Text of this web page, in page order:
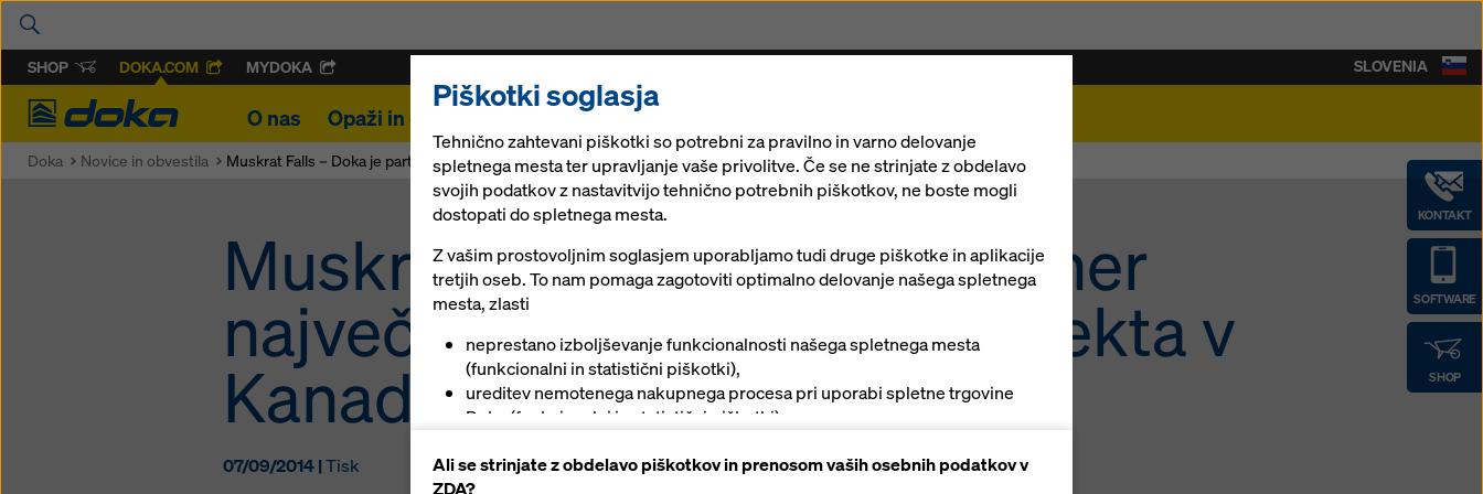
SHOP DOKA.COM MYDOKA
Doka
O nas Opaži in odri Digitalne rešitve
KONTAKT
SOFTWARE
SHOP
SLOVENIA
Doka Novice in obvestila Muskrat Falls – Doka je partner največjega gradbenega projekta v Kanadi
Muskrat Falls – Doka je partner
največjega gradbenega projekta v
Kanadi
07/09/2014 |Tisk
Piškotki soglasja
Tehnično zahtevani piškotki so potrebni za pravilno in varno delovanje
spletnega mesta ter upravljanje vaše privolitve. Če se ne strinjate z obdelavo
svojih podatkov z nastavitvijo tehnično potrebnih piškotkov, ne boste mogli
dostopati do spletnega mesta.
Z vašim prostovoljnim soglasjem uporabljamo tudi druge piškotke in aplikacije
tretjih oseb. To nam pomaga zagotoviti optimalno delovanje našega spletnega
mesta, zlasti
neprestano izboljševanje funkcionalnosti našega spletnega mesta
(funkcionalni in statistični piškotki),
ureditev nemotenega nakupnega procesa pri uporabi spletne trgovine
Doka (funkcionalni in statistični piškotki),
platformah (trženjski piškotki).
Ali se strinjate z obdelavo piškotkov in prenosom vaših osebnih podatkov v
ZDA?